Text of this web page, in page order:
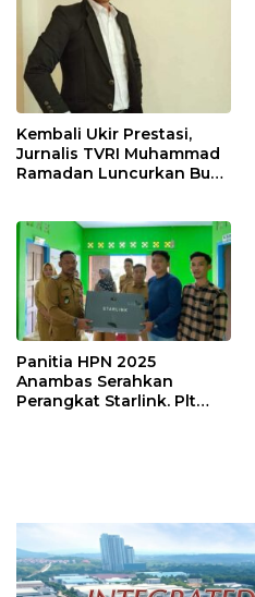
Kembali Ukir Prestasi,
Jurnalis TVRI Muhammad
Ramadan Luncurkan Buku
Panitia HPN 2025
Anambas Serahkan
Perangkat Starlink. Plt